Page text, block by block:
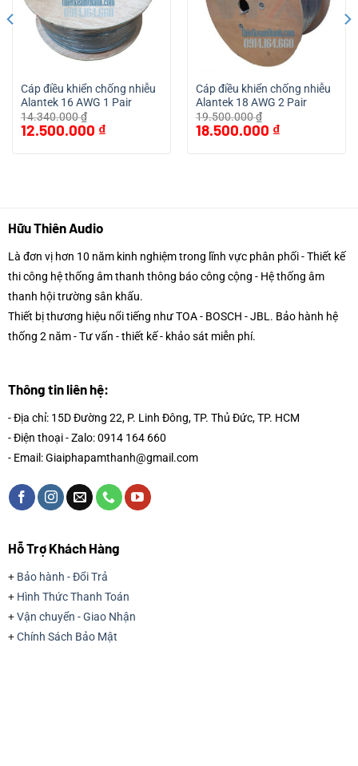
Cáp điều khiển chống nhiễu
Alantek 16 AWG 1 Pair
14.340.000₫
Giá
gốc
12.500.000 ₫Giá
hiện
Cáp điều khiển chống nhiễu
Alantek 18 AWG 2 Pair
19.500.000₫
Giá
gốc
18.500.000 ₫Giá
hiện
Hữu Thiên Audio
Là đơn vị hơn 10 năm kinh nghiệm trong lĩnh vực phân phối - Thiết kế
thi công hệ thống âm thanh thông báo công cộng - Hệ thống âm
thanh hội trường sân khấu.
Thiết bị thương hiệu nổi tiếng như TOA - BOSCH - JBL. Bảo hành hệ
thống 2 năm - Tư vấn - thiết kế - khảo sát miễn phí.
Thông tin liên hệ:
- Địa chỉ: 15D Đường 22, P. Linh Đông, TP. Thủ Đức, TP. HCM
- Điện thoại - Zalo: 0914 164 660
- Email: Giaiphapamthanh@gmail.com
Hỗ Trợ Khách Hàng
+ Bảo hành - Đổi Trả
+ Hình Thức Thanh Toán
+Vận chuyển - Giao Nhận
+Chính Sách Bảo Mật